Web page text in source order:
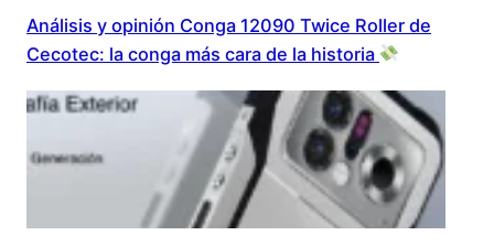
Análisis y opinión Conga 12090 Twice Roller de
Cecotec: la conga más cara de la historia